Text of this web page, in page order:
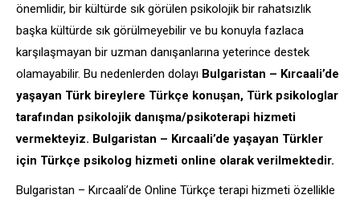
önemlidir, bir kültürde sık görülen psikolojik bir rahatsızlık
başka kültürde sık görülmeyebilir ve bu konuyla fazlaca
karşılaşmayan bir uzman danışanlarına yeterince destek
olamayabilir. Bu nedenlerden dolayı Bulgaristan – Kırcaali’de
yaşayan Türk bireylere Türkçe konuşan, Türk psikologlar
tarafından psikolojik danışma/psikoterapi hizmeti
vermekteyiz. Bulgaristan – Kırcaali’de yaşayan Türkler
için Türkçe psikolog hizmeti online olarak verilmektedir.
Bulgaristan – Kırcaali’de Online Türkçe terapi hizmeti özellikle